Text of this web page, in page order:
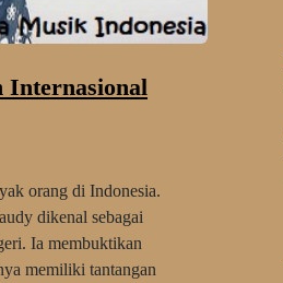
Internasional
orang di Indonesia.
dikenal sebagai
Ia membuktikan
memiliki tantangan